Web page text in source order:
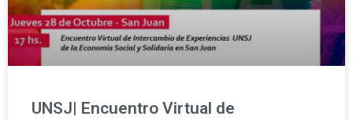
UNSJ| Encuentro Virtual de